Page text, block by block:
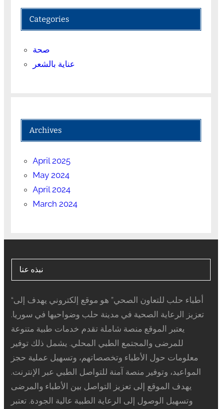
Categories
صحة
عناية بالشعر
Archives
April 2025
May 2024
April 2024
March 2024
نبذه عنا
“أطباء حلب للتعاون الصحي” هو موقع إلكتروني يهدف إلى
تعزيز الرعاية الصحية في مدينة حلب وضواحيها في سوريا.
يعتبر الموقع منصة شاملة تقدم خدمات طبية متنوعة
للمرضى والمجتمع الطبي المحلي. يشمل ذلك توفير
معلومات حول الأطباء وتخصصاتهم، وتسهيل عملية حجز
المواعيد، وتوفير منصة آمنة للتواصل الطبي عبر الإنترنت.
يهدف الموقع إلى تعزيز التواصل بين الأطباء والمرضى
وتسهيل الوصول إلى الرعاية الطبية عالية الجودة. تعتبر